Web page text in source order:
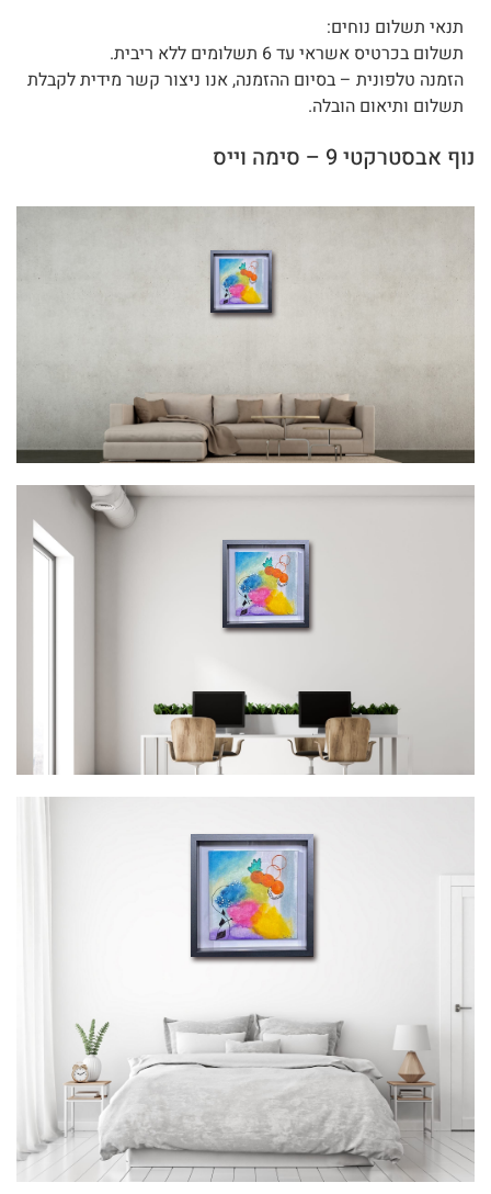
תנאי תשלום נוחים:
תשלום בכרטיס אשראי עד 6 תשלומים ללא ריבית.
הזמנה טלפונית – בסיום ההזמנה, אנו ניצור קשר מידית לקבלת
תשלום ותיאום הובלה.
נוף אבסטרקטי 9 – סימה וייס